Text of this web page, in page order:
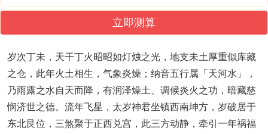
立即测算
岁次丁未，天干丁火昭昭如灯烛之光，地支未土厚重似库藏
之仓，此年火土相生，气象炎燥；纳音五行属「天河水」，
乃雨露之水自天而降，有润泽燥土、调候炎火之功，暗藏慈
悯济世之德。流年飞星，太岁神君坐镇西南坤方，岁破居于
东北艮位，三煞聚于正西兑宫，此三方动静，牵引一年祸福